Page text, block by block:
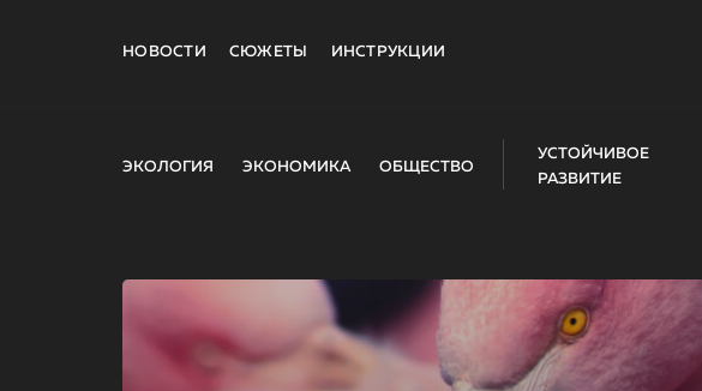
НОВОСТИ СЮЖЕТЫ ИНСТРУКЦИИ
ЭКОЛОГИЯ ЭКОНОМИКА ОБЩЕСТВО
УСТОЙЧИВОЕ
РАЗВИТИЕ